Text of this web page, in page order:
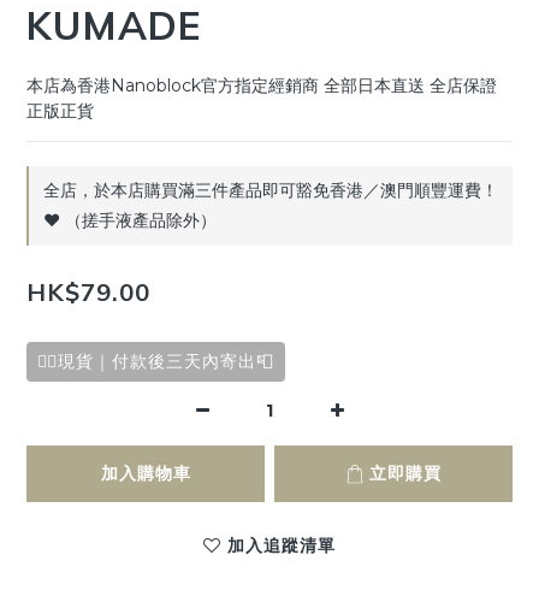
KUMADE
本店為香港Nanoblock官方指定經銷商 全部日本直送 全店保證
正版正貨
全店，於本店購買滿三件產品即可豁免香港／澳門順豐運費！
♥️ （搓手液產品除外）
HK$79.00
✌🏻現貨｜付款後三天內寄出📮
加入購物車 立即購買
加入追蹤清單